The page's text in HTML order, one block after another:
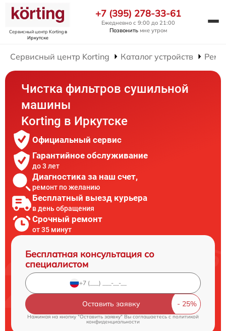
Сервисный центр Kortingв
Иркутске
+7 (395) 278-33-61
Ежедневно с 9:00 до 21:00
Позвонить мне утром
Сервисный центр Korting Каталог устройств
Чистка фильтров сушильной
машины
Korting в Иркутске
Официальный сервис
Гарантийное обслуживание
до 3 лет
Диагностика за наш счет,
ремонт по желанию
Бесплатный выезд курьера
в день обращения
Срочный ремонт
от 35 минут
Бесплатная консультация со
специалистом
Оставить заявку
Нажимая на кнопку "Оставить заявку" Вы соглашаетесь cполитикой
конфиденциальности